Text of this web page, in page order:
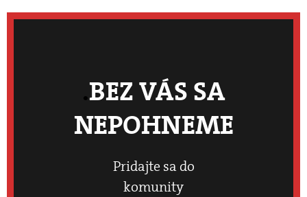
BEZ VÁS SA
NEPOHNEME
Pridajte sa do
komunity